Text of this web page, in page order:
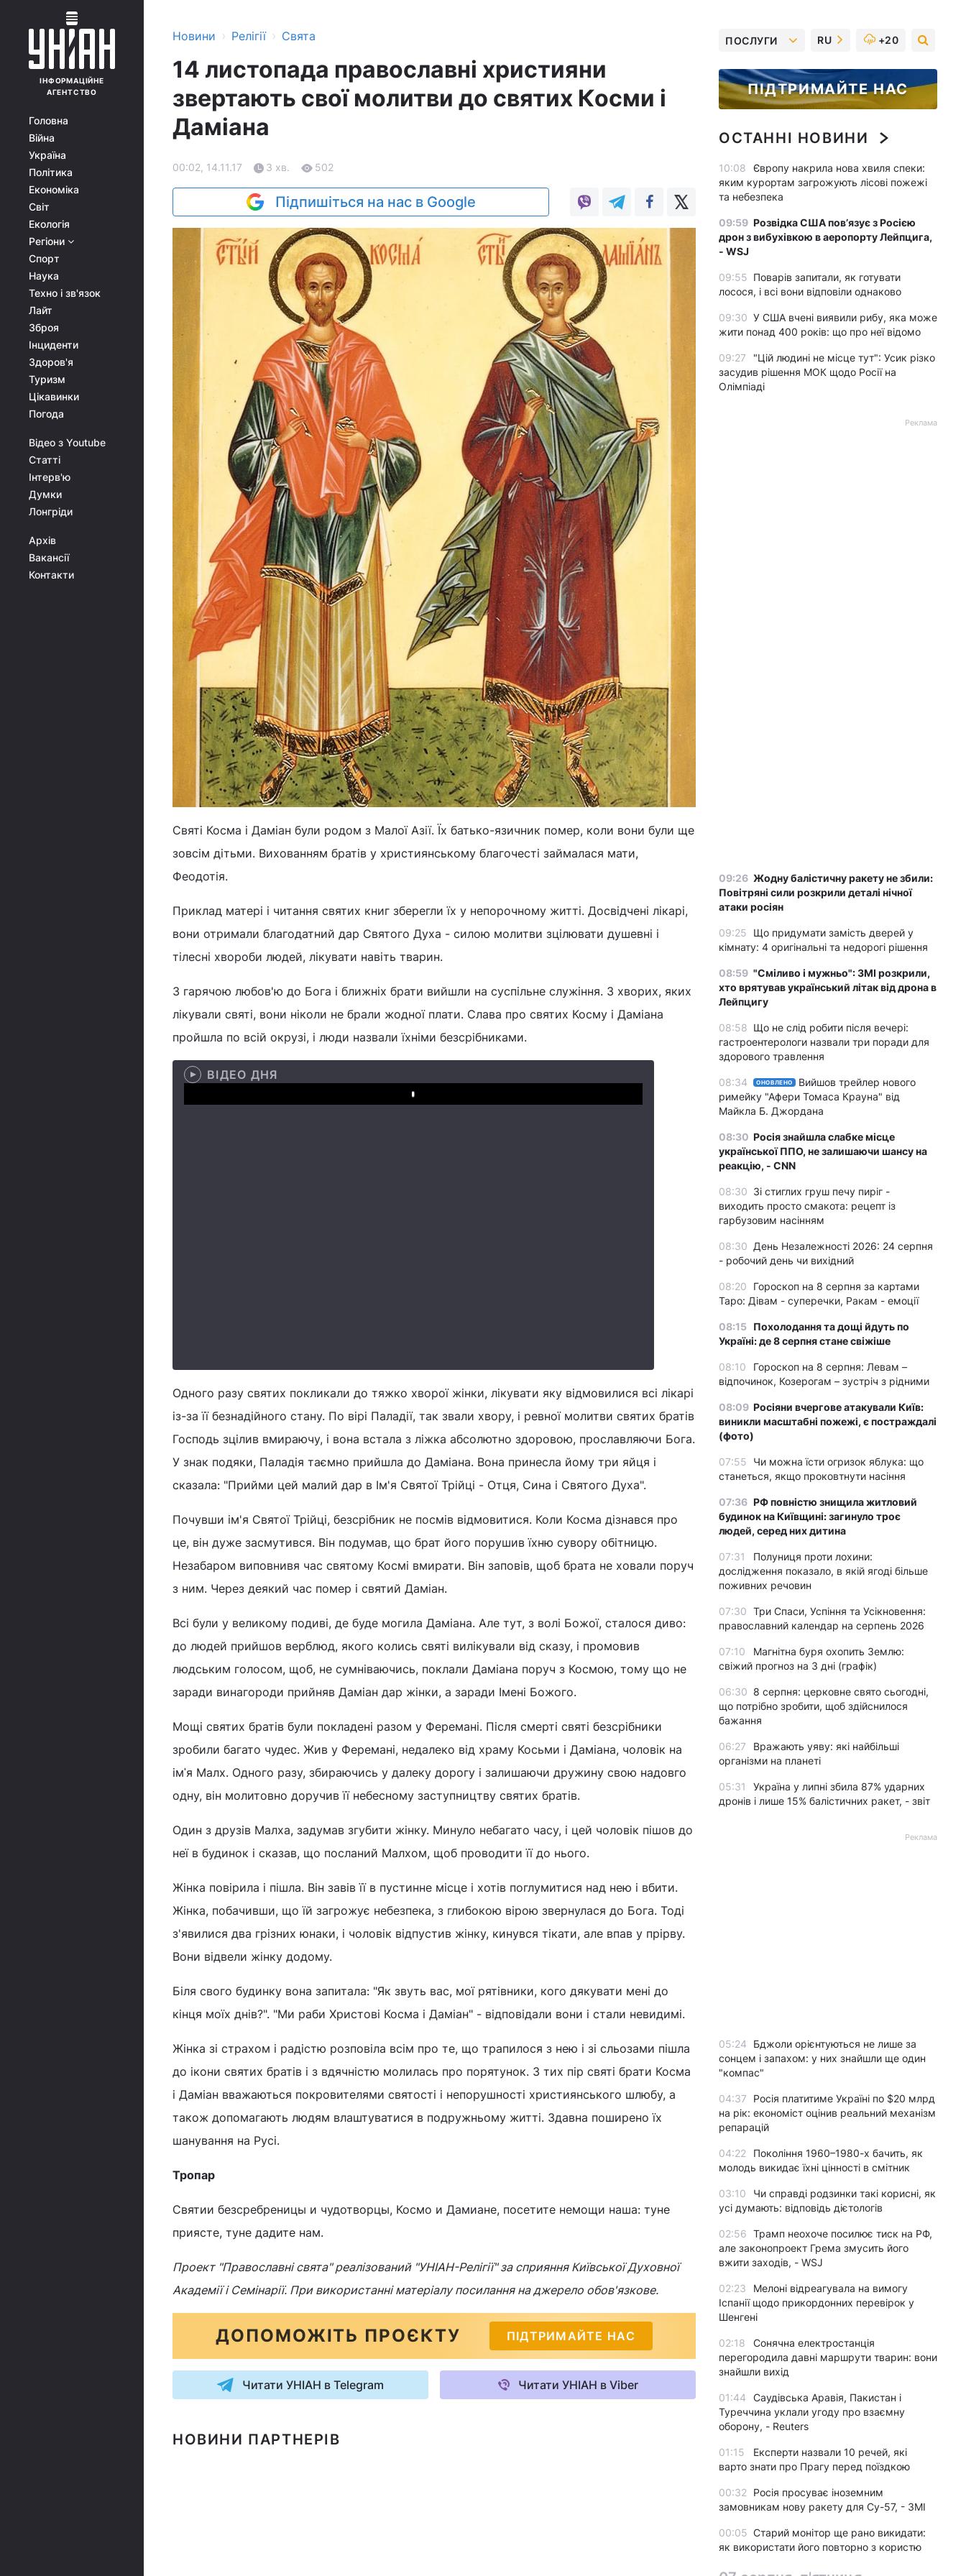
ІНФОРМАЦІЙНЕ
АГЕНТСТВО
Головна
Війна
Україна
Політика
Економіка
Світ
Екологія
Регіони
Спорт
Наука
Техно і зв'язок
Лайт
Зброя
Інциденти
Здоров'я
Туризм
Цікавинки
Погода
Відео з Youtube
Статті
Інтерв'ю
Думки
Лонгріди
Архів
Вакансії
Контакти
Новини › Релігії › Свята
14 листопада православні християни
звертають свої молитви до святих Косми і
Даміана
00:02, 14.11.17 3 хв. 502
Підпишіться на нас в Google
Святі Косма і Даміан були родом з Малої Азії. Їх батько-язичник помер, коли вони були ще
зовсім дітьми. Вихованням братів у християнському благочесті займалася мати,
Феодотія.
Приклад матері і читання святих книг зберегли їх у непорочному житті. Досвідчені лікарі,
вони отримали благодатний дар Святого Духа - силою молитви зцілювати душевні і
тілесні хвороби людей, лікувати навіть тварин.
З гарячою любов'ю до Бога і ближніх брати вийшли на суспільне служіння. З хворих, яких
лікували святі, вони ніколи не брали жодної плати. Слава про святих Косму і Даміана
пройшла по всій окрузі, і люди назвали їхніми безсрібниками.
ВІДЕО ДНЯ
Play
Одного разу святих покликали до тяжко хворої жінки, лікувати яку відмовилися всі лікарі
із-за її безнадійного стану. По вірі Паладії, так звали хвору, і ревної молитви святих братів
Господь зцілив вмираючу, і вона встала з ліжка абсолютно здоровою, прославляючи Бога.
У знак подяки, Паладія таємно прийшла до Даміана. Вона принесла йому три яйця і
сказала: "Прийми цей малий дар в Ім'я Святої Трійці - Отця, Сина і Святого Духа".
Почувши ім'я Святої Трійці, безсрібник не посмів відмовитися. Коли Косма дізнався про
це, він дуже засмутився. Він подумав, що брат його порушив їхню сувору обітницю.
Незабаром виповнивя час святому Космі вмирати. Він заповів, щоб брата не ховали поруч
з ним. Через деякий час помер і святий Даміан.
Всі були у великому подиві, де буде могила Даміана. Але тут, з волі Божої, сталося диво:
до людей прийшов верблюд, якого колись святі вилікували від сказу, і промовив
людським голосом, щоб, не сумніваючись, поклали Даміана поруч з Космою, тому що не
заради винагороди прийняв Даміан дар жінки, а заради Імені Божого.
Мощі святих братів були покладені разом у Феремані. Після смерті святі безсрібники
зробили багато чудес. Жив у Феремані, недалеко від храму Косьми і Даміана, чоловік на
імˈя Малх. Одного разу, збираючись у далеку дорогу і залишаючи дружину свою надовго
одну, він молитовно доручив її небесному заступництву святих братів.
Один з друзів Малха, задумав згубити жінку. Минуло небагато часу, і цей чоловік пішов до
неї в будинок і сказав, що посланий Малхом, щоб проводити її до нього.
Жінка повірила і пішла. Він завів її в пустинне місце і хотів поглумитися над нею і вбити.
Жінка, побачивши, що їй загрожує небезпека, з глибокою вірою звернулася до Бога. Тоді
з'явилися два грізних юнаки, і чоловік відпустив жінку, кинувся тікати, але впав у прірву.
Вони відвели жінку додому.
Біля свого будинку вона запитала: "Як звуть вас, мої рятівники, кого дякувати мені до
кінця моїх днів?". "Ми раби Христові Косма і Даміан" - відповідали вони і стали невидимі.
Жінка зі страхом і радістю розповіла всім про те, що трапилося з нею і зі сльозами пішла
до ікони святих братів і з вдячністю молилась про порятунок. З тих пір святі брати Косма
і Даміан вважаються покровителями святості і непорушності християнського шлюбу, а
також допомагають людям влаштуватися в подружньому житті. Здавна поширенo їх
шанування на Русі.
Тропар
Святии безсребреницы и чудотворцы, Космо и Дамиане, посетите немощи наша: туне
приясте, туне дадите нам.
Проект "Православні свята" реалізований "УНІАН-Релігії" за сприяння Київської Духовної
Академії і Семінарії. При використанні матеріалу посилання на джерело обов'язкове.
ДОПОМОЖІТЬ ПРОЄКТУ ПІДТРИМАЙТЕ НАС
Читати УНІАН в Telegram Читати УНІАН в Viber
НОВИНИ ПАРТНЕРІВ
ПОСЛУГИ RU +20
ПІДТРИМАЙТЕ НАС
ОСТАННІ НОВИНИ
10:08
Європу накрила нова хвиля спеки:
яким курортам загрожують лісові пожежі
та небезпека
09:59 Розвідка США пов’язує з Росією
дрон з вибухівкою в аеропорту Лейпцига,
- WSJ
09:55 Поварів запитали, як готувати
лосося, і всі вони відповіли однаково
09:30 У США вчені виявили рибу, яка може
жити понад 400 років: що про неї відомо
09:27
"Цій людині не місце тут": Усик різко
засудив рішення МОК щодо Росії на
Олімпіаді
Реклама
09:26 Жодну балістичну ракету не збили:
Повітряні сили розкрили деталі нічної
атаки росіян
09:25
Що придумати замість дверей у
кімнату: 4 оригінальні та недорогі рішення
08:59 "Сміливо і мужньо": ЗМІ розкрили,
хто врятував український літак від дрона в
Лейпцигу
08:58 Що не слід робити після вечері:
гастроентерологи назвали три поради для
здорового травлення
08:34 ОНОВЛЕНО
Вийшов трейлер нового
римейку "Афери Томаса Крауна" від
Майкла Б. Джордана
08:30 Росія знайшла слабке місце
української ППО, не залишаючи шансу на
реакцію, - CNN
08:30 Зі стиглих груш печу пиріг -
виходить просто смакота: рецепт із
гарбузовим насінням
08:30 День Незалежності 2026: 24 серпня
- робочий день чи вихідний
08:20
Гороскоп на 8 серпня за картами
Таро: Дівам - суперечки, Ракам - емоції
08:15 Похолодання та дощі йдуть по
Україні: де 8 серпня стане свіжіше
08:10
Гороскоп на 8 серпня: Левам –
відпочинок, Козерогам – зустріч з рідними
08:09 Росіяни вчергове атакували Київ:
виникли масштабні пожежі, є постраждалі
(фото)
07:55
Чи можна їсти огризок яблука: що
станеться, якщо проковтнути насіння
07:36 РФ повністю знищила житловий
будинок на Київщині: загинуло троє
людей, серед них дитина
07:31
Полуниця проти лохини:
дослідження показало, в якій ягоді більше
поживних речовин
07:30 Три Спаси, Успіння та Усікновення:
православний календар на серпень 2026
07:10
Магнітна буря охопить Землю:
свіжий прогноз на 3 дні (графік)
06:30 8 серпня: церковне свято сьогодні,
що потрібно зробити, щоб здійснилося
бажання
06:27
Вражають уяву: які найбільші
організми на планеті
05:31
Україна у липні збила 87% ударних
дронів і лише 15% балістичних ракет, - звіт
Реклама
05:24
Бджоли орієнтуються не лише за
сонцем і запахом: у них знайшли ще один
"компас"
04:37
Росія платитиме Україні по $20 млрд
на рік: економіст оцінив реальний механізм
репарацій
04:22
Покоління 1960–1980-х бачить, як
молодь викидає їхні цінності в смітник
03:10
Чи справді родзинки такі корисні, як
усі думають: відповідь дієтологів
02:56 Трамп неохоче посилює тиск на РФ,
але законопроект Грема змусить його
вжити заходів, - WSJ
02:23
Мелоні відреагувала на вимогу
Іспанії щодо прикордонних перевірок у
Шенгені
02:18
Сонячна електростанція
перегородила давні маршрути тварин: вони
знайшли вихід
01:44
Саудівська Аравія, Пакистан і
Туреччина уклали угоду про взаємну
оборону, - Reuters
01:15
Експерти назвали 10 речей, які
варто знати про Прагу перед поїздкою
00:32
Росія просуває іноземним
замовникам нову ракету для Су-57, - ЗМІ
00:05 Старий монітор ще рано викидати:
як використати його повторно з користю